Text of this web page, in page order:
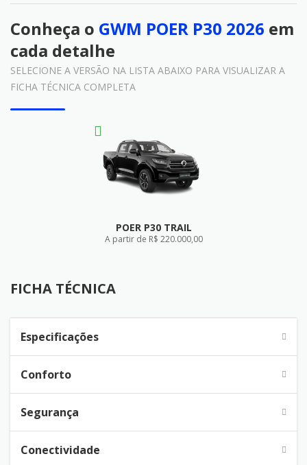
Conheça o GWM POER P30 2026 em
cada detalhe
SELECIONE A VERSÃO NA LISTA ABAIXO PARA VISUALIZAR A
FICHA TÉCNICA COMPLETA
POER P30 TRAIL
A partir de R$ 220.000,00
FICHA TÉCNICA
Especificações
Conforto
Segurança
Conectividade